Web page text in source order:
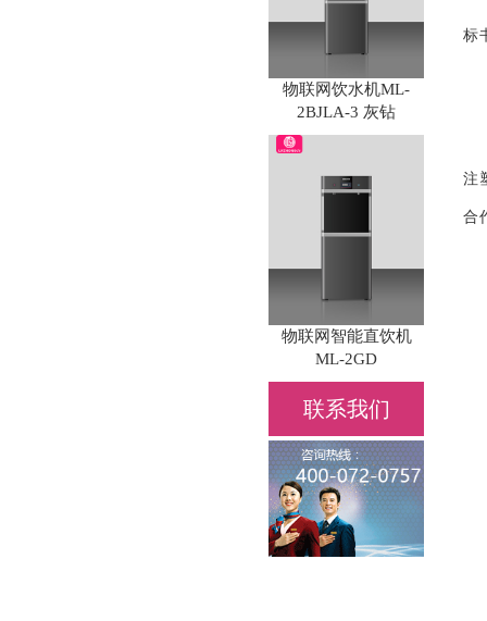
物联网饮水机ML-
2BJLA-3 灰钻
物联网智能直饮机
ML-2GD
联系我们
标
注
合